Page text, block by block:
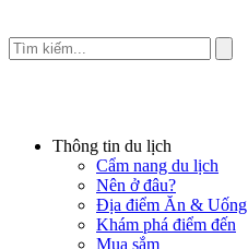
Thông tin du lịch
Cẩm nang du lịch
Nên ở đâu?
Địa điểm Ăn & Uống
Khám phá điểm đến
Mua sắm